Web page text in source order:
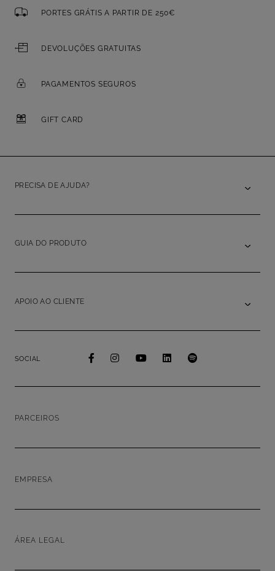
PORTES GRÁTIS A PARTIR DE 250€
DEVOLUÇÕES GRATUITAS
PAGAMENTOS SEGUROS
GIFT CARD
PRECISA DE AJUDA?
GUIA DO PRODUTO
APOIO AO CLIENTE
SOCIAL
PARCEIROS
EMPRESA
ÁREA LEGAL